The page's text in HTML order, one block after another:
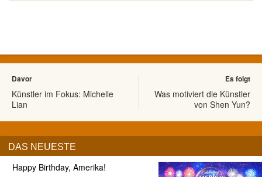
Davor
Künstler im Fokus: Michelle
Lian
Es folgt
Was motiviert die Künstler
von Shen Yun?
DAS NEUESTE
Happy Birthday, Amerika!